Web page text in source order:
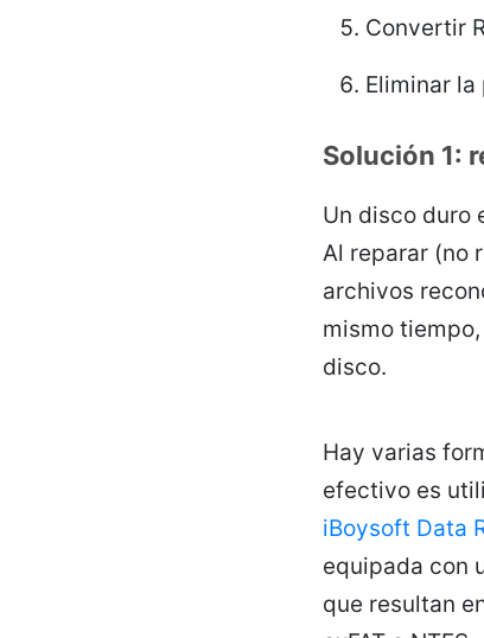
Convertir
Eliminar
Solución 1:
Un disco duro
Al reparar (no
archivos
mismo
disco.
Hay varias
efectivo es
iBoysoft Data
equipada con
que resultan